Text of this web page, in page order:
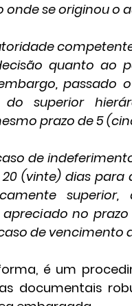
se originou o
quanto ao
passado
superior
prazo de 5
de
(vinte) dias
no
de vencimento
documentais